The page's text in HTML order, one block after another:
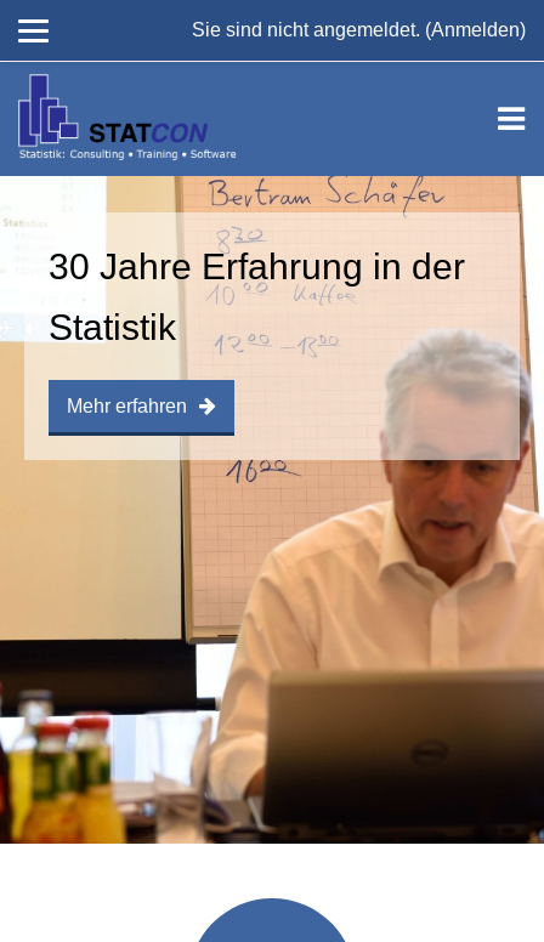
Zum Hauptinhalt
Sie sind nicht angemeldet. (Anmelden)
30 Jahre Erfahrung in der
Statistik
Mehr erfahren